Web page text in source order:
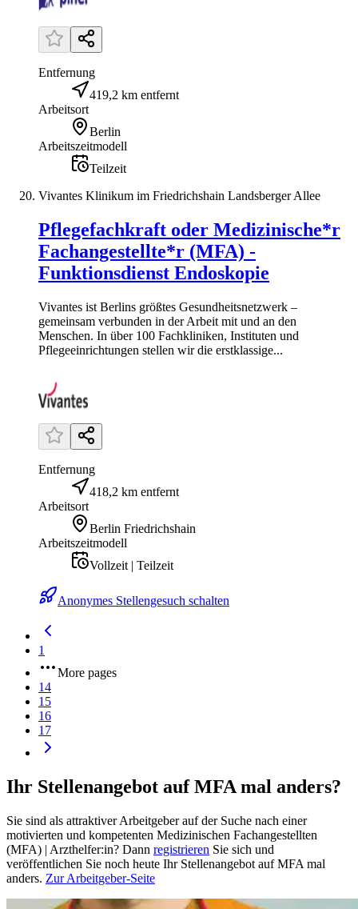
Entfernung
419,2 km entfernt
Arbeitsort
Berlin
Arbeitszeitmodell
Teilzeit
Vivantes Klinikum im Friedrichshain Landsberger Allee
Pflegefachkraft oder Medizinische*r
Fachangestellte*r (MFA) -
Funktionsdienst Endoskopie
Vivantes ist Berlins größtes Gesundheitsnetzwerk –
gemeinsam verbunden in der Arbeit mit und an den
Menschen. In über 100 Fachkliniken, Instituten und
Pflegeeinrichtungen stellen wir die erstklassige...
Entfernung
418,2 km entfernt
Arbeitsort
Berlin Friedrichshain
Arbeitszeitmodell
Vollzeit | Teilzeit
Anonymes Stellengesuch schalten
1
More pages
14
15
16
17
Ihr Stellenangebot auf MFA mal anders?
Sie sind als attraktiver Arbeitgeber auf der Suche nach einer
motivierten und kompetenten Medizinischen Fachangestellten
(MFA) | Arzthelfer:in? Dann registrieren Sie sich und
veröffentlichen Sie noch heute Ihr Stellenangebot auf MFA mal
anders. Zur Arbeitgeber-Seite